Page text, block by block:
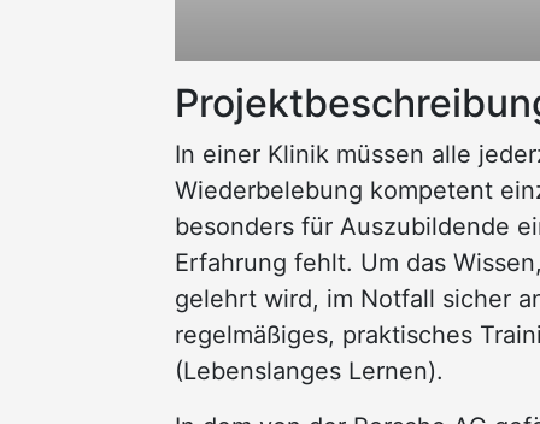
In einer Klinik müssen alle
Wiederbelebung kompetent
besonders für Auszubildende
Erfahrung fehlt. Um das
gelehrt wird, im Notfall sicher
regelmäßiges, praktisches
(Lebenslanges Lernen).